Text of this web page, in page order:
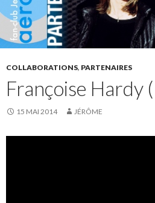
COLLABORATIONS, PARTENAIRES
Françoise Hardy
15 MAI 2014 JÉRÔME